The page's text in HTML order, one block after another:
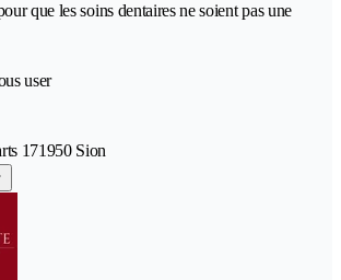
que les soins dentaires ne soient pas une
user
171950 Sion